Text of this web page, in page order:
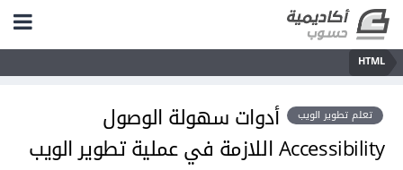
HTML
تعلم تطوير الويب
أدوات سهولة الوصول
Accessibility اللازمة في عملية تطوير الويب